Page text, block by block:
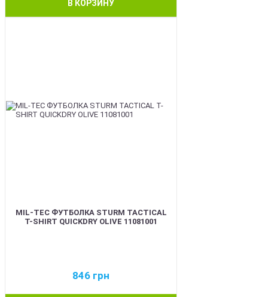
В КОРЗИНУ
MIL-TEC ФУТБОЛКА STURM TACTICAL
T-SHIRT QUICKDRY OLIVE 11081001
846 грн